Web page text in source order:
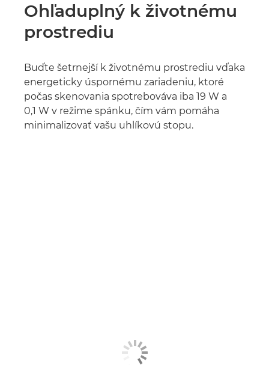
Ohľaduplný k životnému
prostrediu
Buďte šetrnejší k životnému prostrediu vďaka
energeticky úspornému zariadeniu, ktoré
počas skenovania spotrebováva iba 19 W a
0,1 W v režime spánku, čím vám pomáha
minimalizovať vašu uhlíkovú stopu.